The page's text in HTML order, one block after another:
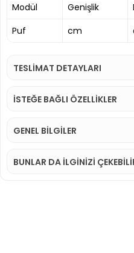
Modül
Genişlik
Puf
cm
TESLİMAT DETAYLARI
İSTEĞE BAĞLI ÖZELLİKLER
GENEL BİLGİLER
BUNLAR DA İLGINIZI